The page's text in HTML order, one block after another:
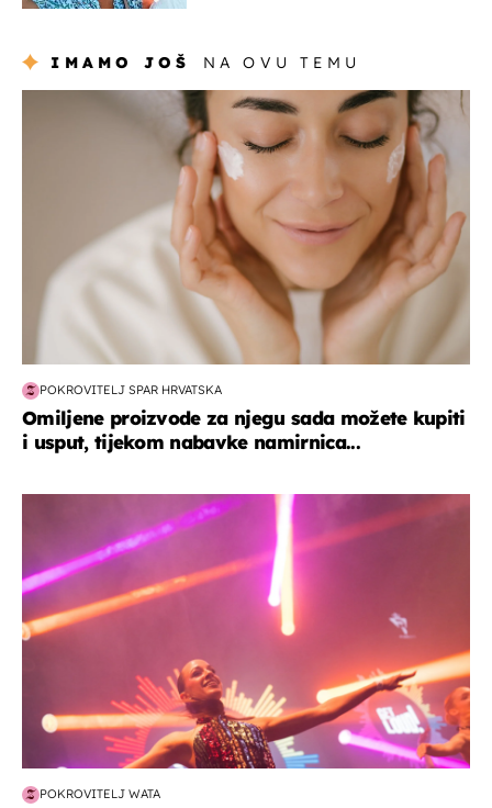
IMAMO JOŠ NA OVU TEMU
moda & ljepota
POKROVITELJ SPAR HRVATSKA
Omiljene proizvode za njegu sada možete kupiti
i usput, tijekom nabavke namirnica...
POKROVITELJ WATA